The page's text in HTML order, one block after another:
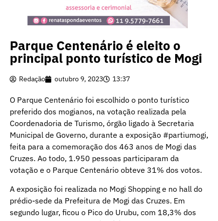
Parque Centenário é eleito o
principal ponto turístico de Mogi
Redação outubro 9, 2023 13:37
O Parque Centenário foi escolhido o ponto turístico
preferido dos mogianos, na votação realizada pela
Coordenadoria de Turismo, órgão ligado à Secretaria
Municipal de Governo, durante a exposição #partiumogi,
feita para a comemoração dos 463 anos de Mogi das
Cruzes. Ao todo, 1.950 pessoas participaram da
votação e o Parque Centenário obteve 31% dos votos.
A exposição foi realizada no Mogi Shopping e no hall do
prédio-sede da Prefeitura de Mogi das Cruzes. Em
segundo lugar, ficou o Pico do Urubu, com 18,3% dos